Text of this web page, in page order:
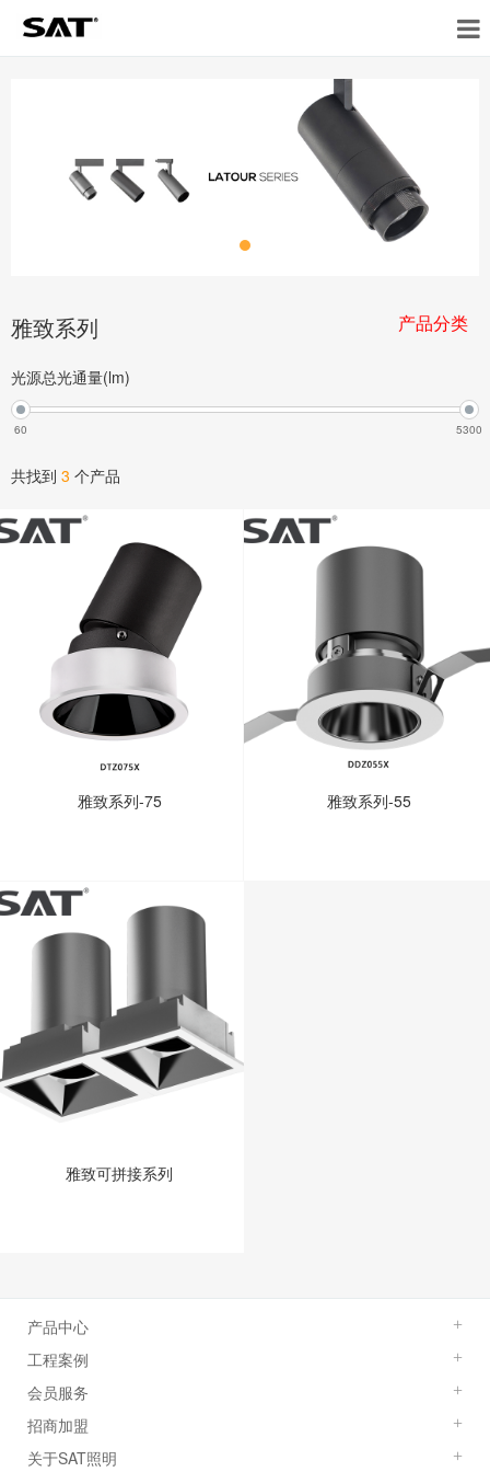
雅致系列 产品分类
光源总光通量(lm)
60 5300
共找到 3 个产品
雅致系列-75 雅致系列-55
雅致可拼接系列
产品中心 +
工程案例 +
会员服务 +
招商加盟 +
关于SAT照明 +